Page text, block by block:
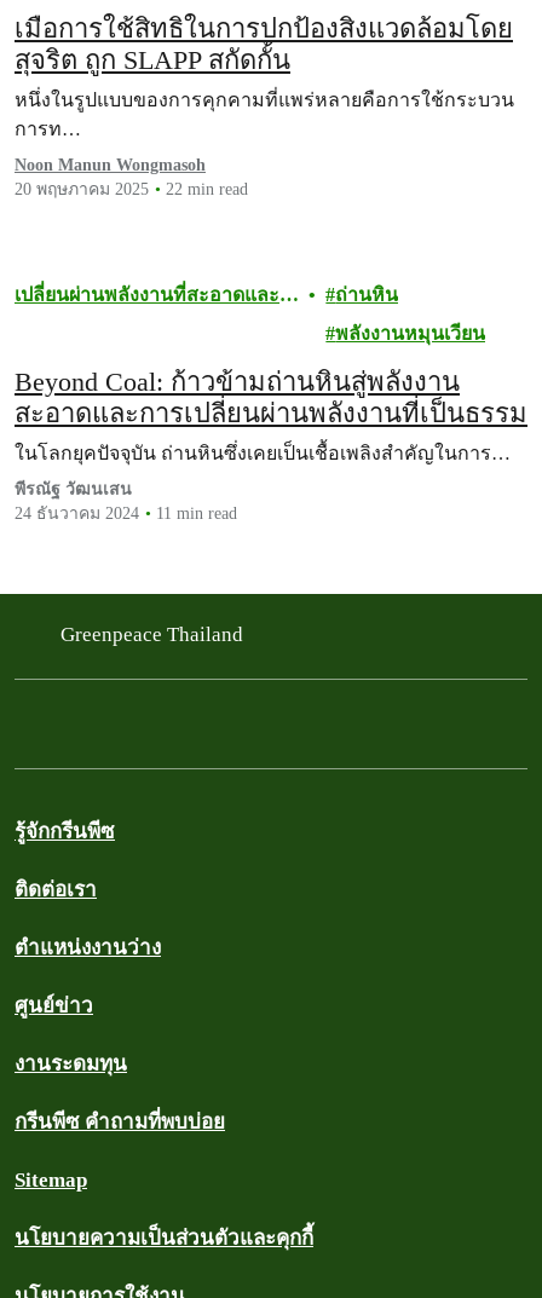
เมื่อการใช้สิทธิในการปกป้องสิ่งแวดล้อมโดย
สุจริต ถูก SLAPP สกัดกั้น
หนึ่งในรูปแบบของการคุกคามที่แพร่หลายคือการใช้กระบวน
การท…
Noon Manun Wongmasoh
20 พฤษภาคม 2025
22 min read
เปลี่ยนผ่านพลังงานที่สะอาดและ
ถ่านหิน
พลังงานหมุนเวียน
Beyond Coal: ก้าวข้ามถ่านหินสู่พลังงาน
สะอาดและการเปลี่ยนผ่านพลังงานที่เป็นธรรม
ในโลกยุคปัจจุบัน ถ่านหินซึ่งเคยเป็นเชื้อเพลิงสำคัญในการ…
พีรณัฐ วัฒนเสน
24 ธันวาคม 2024
11 min read
Greenpeace Thailand
รู้จักกรีนพีซ
ติดต่อเรา
ตำแหน่งงานว่าง
ศูนย์ข่าว
งานระดมทุน
กรีนพีซ คำถามที่พบบ่อย
Sitemap
นโยบายความเป็นส่วนตัวและคุกกี้